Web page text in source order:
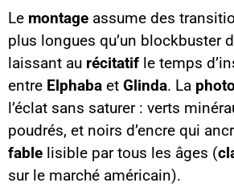
Le montage assume des
plus longues qu’un blockbuster
laissant au récitatif le temps
entre Elphaba et Glinda. La
l’éclat sans saturer : verts
poudrés, et noirs d’encre qui
fable lisible par tous les âges (
sur le marché américain).